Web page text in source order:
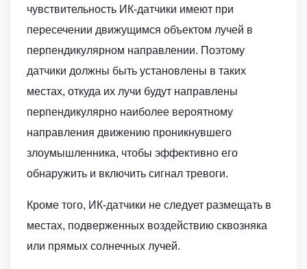
чувствительность ИК-датчики имеют при
пересечении движущимся объектом лучей в
перпендикулярном направлении. Поэтому
датчики должны быть установлены в таких
местах, откуда их лучи будут направлены
перпендикулярно наиболее вероятному
направления движению проникнувшего
злоумышленника, чтобы эффективно его
обнаружить и включить сигнал тревоги.
Кроме того, ИК-датчики не следует размещать в
местах, подверженных воздействию сквозняка
или прямых солнечных лучей.